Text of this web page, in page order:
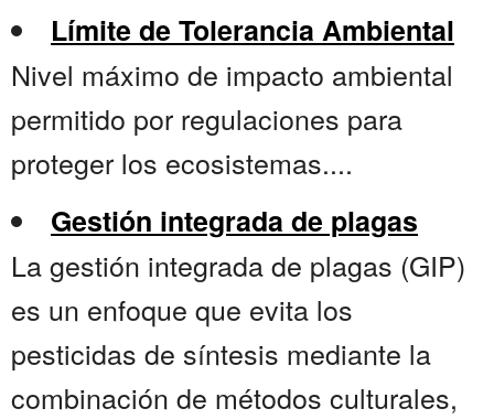
Límite de Tolerancia Ambiental
Nivel máximo de impacto ambiental
permitido por regulaciones para
proteger los ecosistemas....
Gestión integrada de plagas
La gestión integrada de plagas (GIP)
es un enfoque que evita los
pesticidas de síntesis mediante la
combinación de métodos culturales,